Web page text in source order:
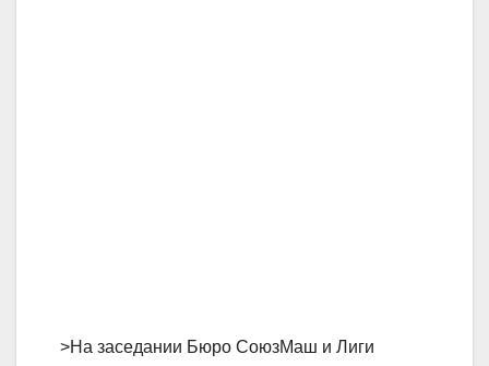
>На заседании Бюро СоюзМаш и Лиги